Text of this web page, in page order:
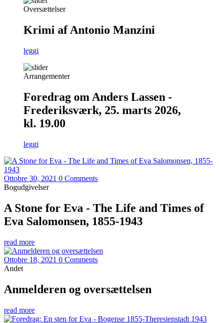
Oversættelser
Krimi af Antonio Manzini
leggi
Arrangementer
Foredrag om Anders Lassen -
Frederiksværk, 25. marts 2026,
kl. 19.00
leggi
Ottobre 30, 2021 0 Comments
Bogudgivelser
A Stone for Eva - The Life and Times of
Eva Salomonsen, 1855-1943
read more
Ottobre 18, 2021 0 Comments
Andet
Anmelderen og oversættelsen
read more